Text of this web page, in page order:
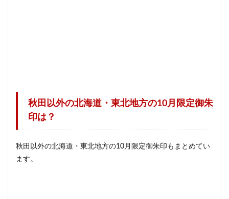
秋田以外の北海道・東北地方の10月限定御朱
印は？
秋田以外の北海道・東北地方の10月限定御朱印もまとめてい
ます。